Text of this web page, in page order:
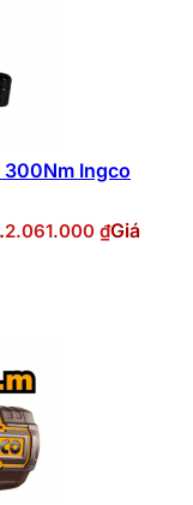
Ingco
2.061.000 ₫Giá